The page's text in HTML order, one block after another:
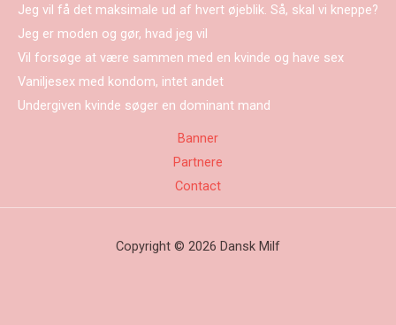
Jeg vil få det maksimale ud af hvert øjeblik. Så, skal vi kneppe?
Jeg er moden og gør, hvad jeg vil
Vil forsøge at være sammen med en kvinde og have sex
Vaniljesex med kondom, intet andet
Undergiven kvinde søger en dominant mand
Banner
Partnere
Contact
Copyright © 2026 Dansk Milf